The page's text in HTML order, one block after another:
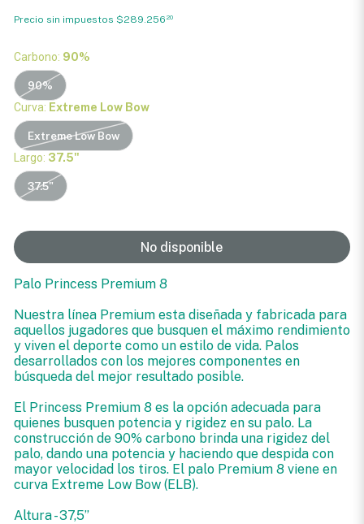
Precio sin impuestos $289.256 20
Carbono: 90%
90%
Curva: Extreme Low Bow
Extreme Low Bow
Largo: 37.5"
37.5"
No disponible
Palo Princess Premium 8
Nuestra línea Premium esta diseñada y fabricada para
aquellos jugadores que busquen el máximo rendimiento
y viven el deporte como un estilo de vida. Palos
desarrollados con los mejores componentes en
búsqueda del mejor resultado posible.
El Princess Premium 8 es la opción adecuada para
quienes busquen potencia y rigidez en su palo. La
construcción de 90% carbono brinda una rigidez del
palo, dando una potencia y haciendo que despida con
mayor velocidad los tiros. El palo Premium 8 viene en
curva Extreme Low Bow (ELB).
Altura - 37,5”